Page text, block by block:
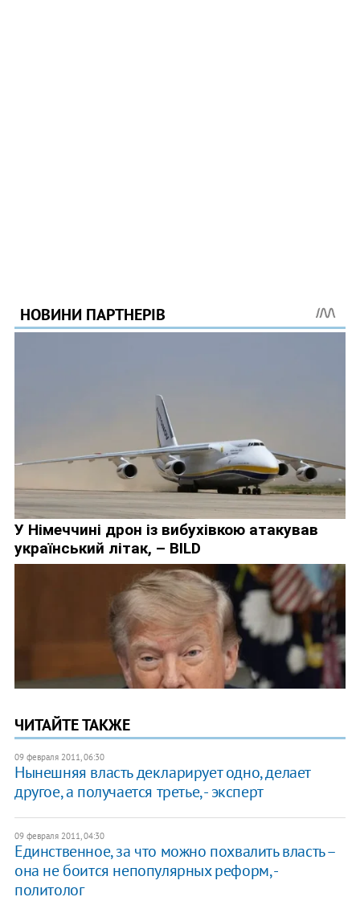
ЧИТАЙТЕ ТАКЖЕ
09 февраля 2011, 06:30
Нынешняя власть декларирует одно, делает
другое, а получается третье, - эксперт
09 февраля 2011, 04:30
Единственное, за что можно похвалить власть –
она не боится непопулярных реформ, -
политолог